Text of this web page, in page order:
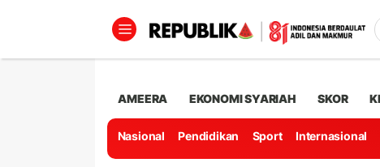
AMEERA EKONOMI SYARIAH SKOR
Nasional Pendidikan Sport Internasional